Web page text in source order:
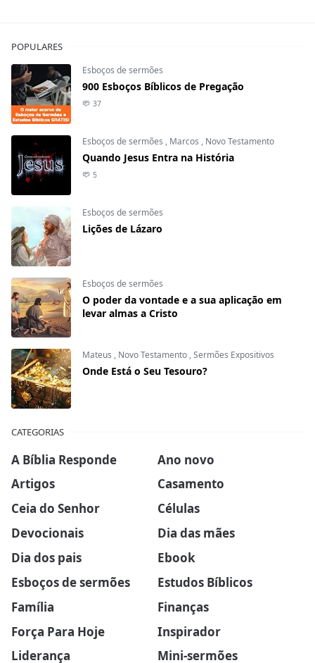
POPULARES
Esboços de sermões
900 Esboços Bíblicos de Pregação
37
Esboços de sermões , Marcos , Novo Testamento
Quando Jesus Entra na História
5
Esboços de sermões
Lições de Lázaro
Esboços de sermões
O poder da vontade e a sua aplicação em
levar almas a Cristo
Mateus , Novo Testamento ,Sermões Expositivos
Onde Está o Seu Tesouro?
CATEGORIAS
A Bíblia Responde
Ano novo
Artigos
Casamento
Ceia do Senhor
Células
Devocionais
Dia das mães
Dia dos pais
Ebook
Esboços de sermões
Estudos Bíblicos
Família
Finanças
Força Para Hoje
Inspirador
Liderança
Mini-sermões